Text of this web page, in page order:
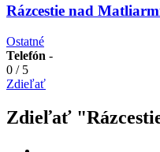
Rázcestie nad
Ostatné
Telefón -
0 /5
Zdieľať
Zdieľať